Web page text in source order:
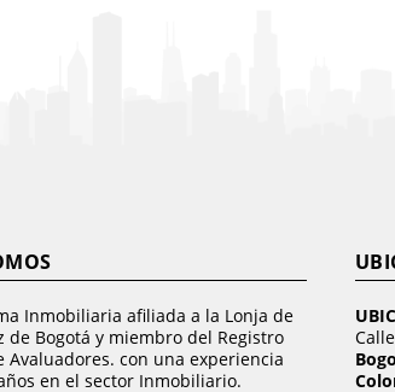
Inmobiliaria afiliada a la Lonja de
de Bogotá y miembro del Registro
Avaluadores. con una experiencia
en el sector Inmobiliario.